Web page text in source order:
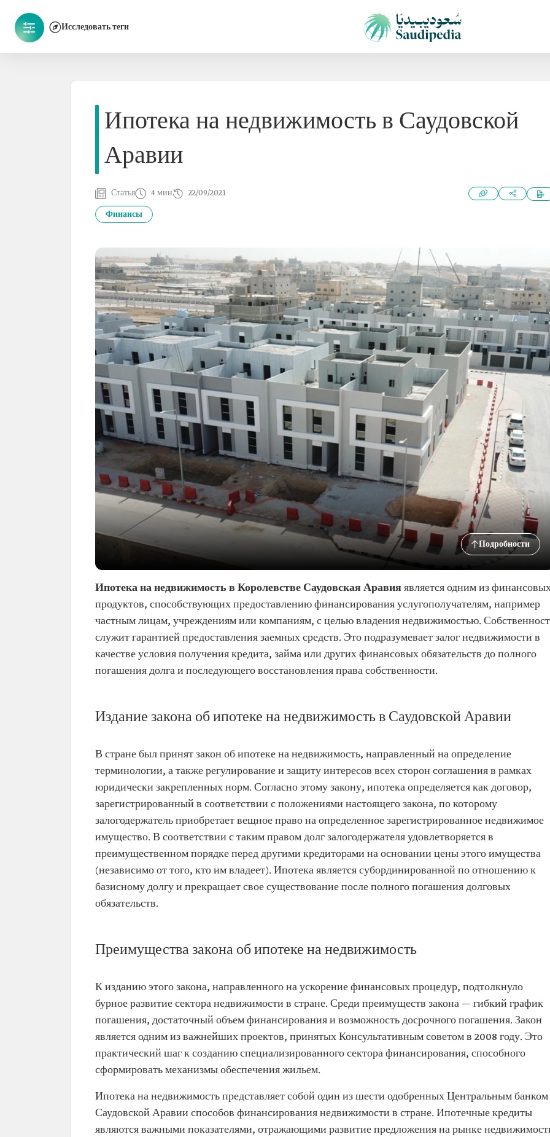
Исследовать теги
Ипотека на недвижимость в Саудовской
Аравии
Статья 4 мин 22/09/2021
Финансы
Подробности
Ипотека на недвижимость в Королевстве Саудовская Аравияявляется одним из
продуктов, способствующих предоставлению финансирования услугополучателям, например
частным лицам, учреждениям или компаниям, с целью владения недвижимостью.
служит гарантией предоставления заемных средств. Это подразумевает залог недвижимости в
качестве условия получения кредита, займа или других финансовых обязательств до полного
погашения долга и последующего восстановления права собственности.
Издание закона об ипотеке на недвижимость в Саудовской Аравии
В стране был принят закон об ипотеке на недвижимость, направленный на определение
терминологии, а также регулирование и защиту интересов всех сторон соглашения в рамках
юридически закрепленных норм. Согласно этому закону, ипотека определяется как договор,
зарегистрированный в соответствии с положениями настоящего закона, по которому
залогодержатель приобретает вещное право на определенное зарегистрированное недвижимое
имущество. В соответствии с таким правом долг залогодержателя удовлетворяется в
преимущественном порядке перед другими кредиторами на основании цены этого имущества
(независимо от того, кто им владеет). Ипотека является субординированной по отношению к
базисному долгу и прекращает свое существование после полного погашения долговых
обязательств.
Преимущества закона об ипотеке на недвижимость
К изданию этого закона, направленного на ускорение финансовых процедур, подтолкнуло
бурное развитие сектора недвижимости в стране. Среди преимуществ закона — гибкий график
погашения, достаточный объем финансирования и возможность досрочного погашения. Закон
является одним из важнейших проектов, принятых Консультативным советом в 2008 году. Это
практический шаг к созданию специализированного сектора финансирования, способного
сформировать механизмы обеспечения жильем.
Ипотека на недвижимость представляет собой один из шести одобренных Центральным банком
Саудовской Аравии способов финансирования недвижимости в стране. Ипотечные кредиты
являются важными показателями, отражающими развитие предложения на рынке